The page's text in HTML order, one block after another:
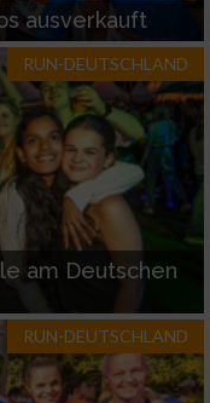
ausverkauft
RUN-DEUTSCHLAND
am Deutschen
RUN-DEUTSCHLAND